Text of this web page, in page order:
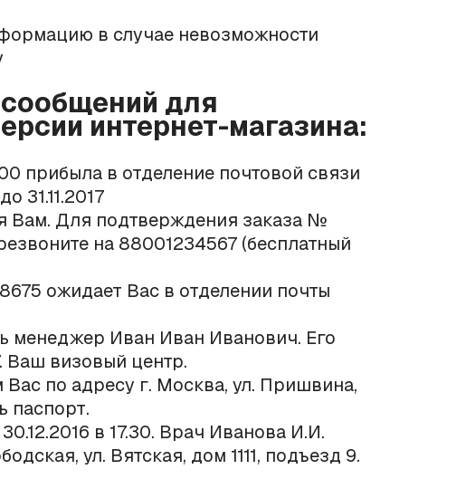
в случае невозможности
для
интернет-магазина:
прибыла в отделение почтовой связи
31.11.2017
Вам. Для подтверждения заказа №
на 88001234567 (бесплатный
ожидает Вас в отделении почты
менеджер Иван Иван Иванович. Его
Ваш визовый центр.
Вас по адресу г. Москва, ул. Пришвина,
паспорт.
в 17.30. Врач Иванова И.И.
ул. Вятская, дом 1111, подъезд 9.